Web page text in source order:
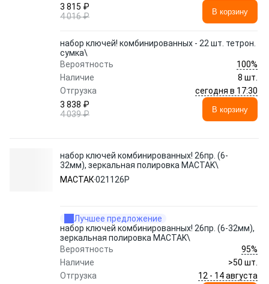
3 815 ₽
4 016 ₽
В корзину
набор ключей! комбинированных - 22 шт. тетрон.
сумка\
Вероятность
100%
Наличие
8 шт.
Отгрузка
сегодня в 17:30
3 838 ₽
4 039 ₽
В корзину
набор ключей комбинированных! 26пр. (6-
32мм), зеркальная полировка MACTAK\
МАСТАК021126P
Лучшее предложение
набор ключей комбинированных! 26пр. (6-32мм),
зеркальная полировка MACTAK\
Вероятность
95%
Наличие
>50 шт.
Отгрузка
12 - 14 августа